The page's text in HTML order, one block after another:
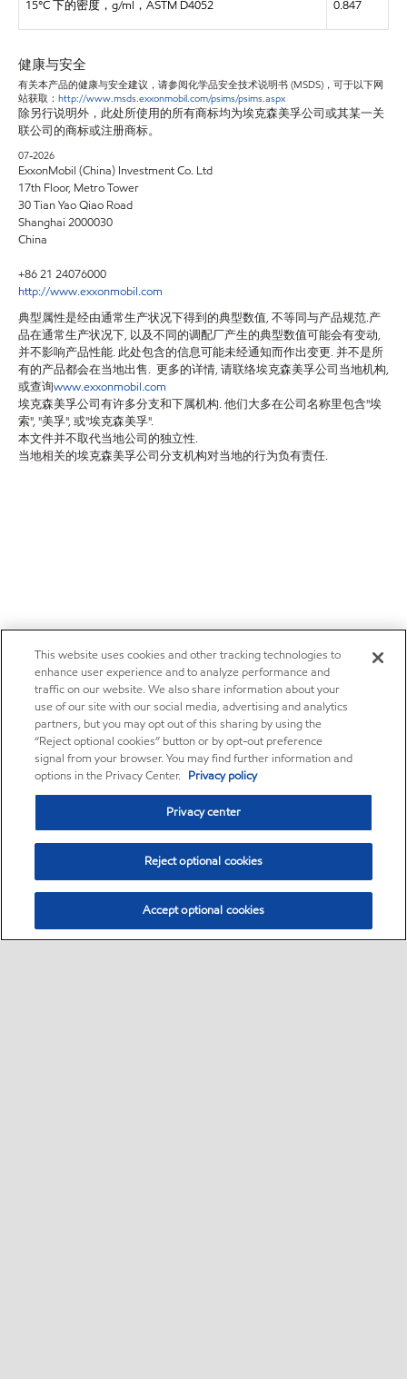
15°C 下的密度，g/ml，ASTM D4052 0.847
健康与安全
有关本产品的健康与安全建议，请参阅化学品安全技术说明书 (MSDS)，可于以下网
站获取： http://www.msds.exxonmobil.com/psims/psims.aspx
除另行说明外，此处所使用的所有商标均为埃克森美孚公司或其某一关
联公司的商标或注册商标。
07-2026
ExxonMobil (China) Investment Co. Ltd
17th Floor, Metro Tower
30 Tian Yao Qiao Road
Shanghai 2000030
China
+86 21 24076000
http://www.exxonmobil.com
典型属性是经由通常生产状况下得到的典型数值, 不等同与产品规范.产
品在通常生产状况下, 以及不同的调配厂产生的典型数值可能会有变动,
并不影响产品性能. 此处包含的信息可能未经通知而作出变更. 并不是所
有的产品都会在当地出售. 更多的详情, 请联络埃克森美孚公司当地机构,
或查询www.exxonmobil.com
埃克森美孚公司有许多分支和下属机构. 他们大多在公司名称里包含"埃
索", "美孚", 或"埃克森美孚".
本文件并不取代当地公司的独立性.
当地相关的埃克森美孚公司分支机构对当地的行为负有责任.
This website uses cookies and other tracking technologies to
enhance user experience and to analyze performance and
traffic on our website. We also share information about your
use of our site with our social media, advertising and analytics
partners, but you may opt out of this sharing by using the
“Reject optional cookies” button or by opt-out preference
signal from your browser. You may find further information and
options in the Privacy Center. Privacy policy
Privacy center
Reject optional cookies
Accept optional cookies